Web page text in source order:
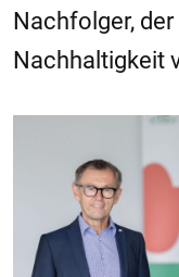
Nachfolger,
Nachhaltigkeit